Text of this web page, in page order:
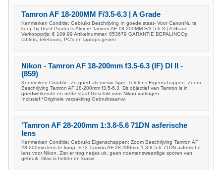
Tamron AF 18-200MM F/3.5-6.3 | A Grade
Kenmerken Conditie: Gebruikt Beschrijving In goede staat- Voor CanonNu te
koop bij Used Products Almere Tamron AF 18-200MM F/3.5-6.3 | A Grade
Verkoopprijs: € 109.99 Artikelnummer: 853679 GARANTIE BEPALINGOp
tablets, telefoons, PC's en laptops geven
Nikon - Tamron AF 18-200mm f3.5-6.3 (IF) DI II -
(859)
Kenmerken Conditie: Zo goed als nieuw Type: Telelens Eigenschappen: Zoom
Beschrijving Tamron AF 18-200mm f3.5-6.3 Dit objectief van Tamron is in
goedwerkende en nette staat.Geschikt voor Nikon vattingen.
Inclusief:*Originele verpakking Gebruiksaanwi
'Tamron AF 28-200mm 1:3.8-5.6 71DN asferische
lens
Kenmerken Conditie: Gebruikt Eigenschappen: Zoom Beschrijving Tamron AF
28-200mm lens te koop, E72.Tamron AF 28-200mm 1:3.8-5.6 71DN asferische
lens voor Nikon. Ziet er nog netjes uit, geen noemenswaardige sporen van
gebruik. Glas is helder en krasvr